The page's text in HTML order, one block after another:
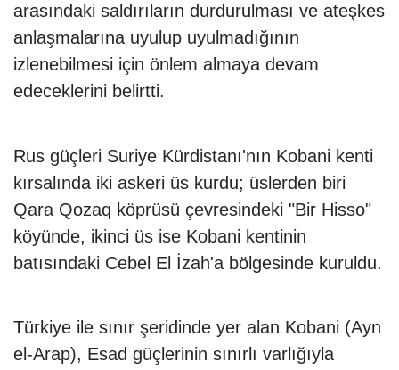
arasındaki saldırıların durdurulması ve ateşkes
anlaşmalarına uyulup uyulmadığının
izlenebilmesi için önlem almaya devam
edeceklerini belirtti.
Rus güçleri Suriye Kürdistanı'nın Kobani kenti
kırsalında iki askeri üs kurdu; üslerden biri
Qara Qozaq köprüsü çevresindeki "Bir Hisso"
köyünde, ikinci üs ise Kobani kentinin
batısındaki Cebel El İzah'a bölgesinde kuruldu.
Türkiye ile sınır şeridinde yer alan Kobani (Ayn
el-Arap), Esad güçlerinin sınırlı varlığıyla